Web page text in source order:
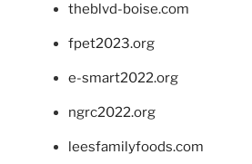
theblvd-boise.com
fpet2023.org
e-smart2022.org
ngrc2022.org
leesfamilyfoods.com